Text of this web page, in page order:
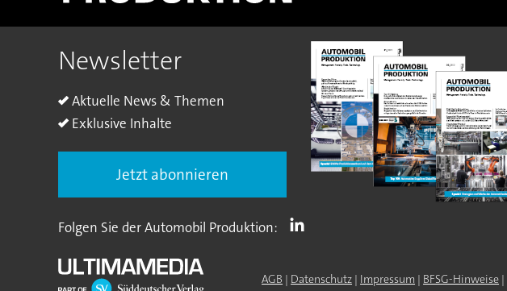
Newsletter
Aktuelle News & Themen
Exklusive Inhalte
Jetzt abonnieren
Folgen Sie der Automobil Produktion:
AGB | Datenschutz | Impressum | BFSG-Hinweise |